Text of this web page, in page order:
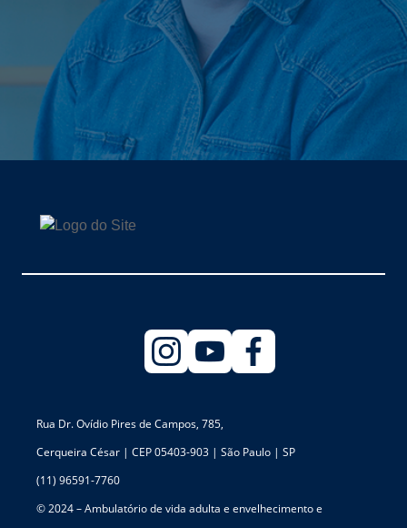
Rua Dr. Ovídio Pires de Campos, 785,
Cerqueira César | CEP 05403-903 | São Paulo | SP
(11) 96591-7760
© 2024 – Ambulatório de vida adulta e envelhecimento e